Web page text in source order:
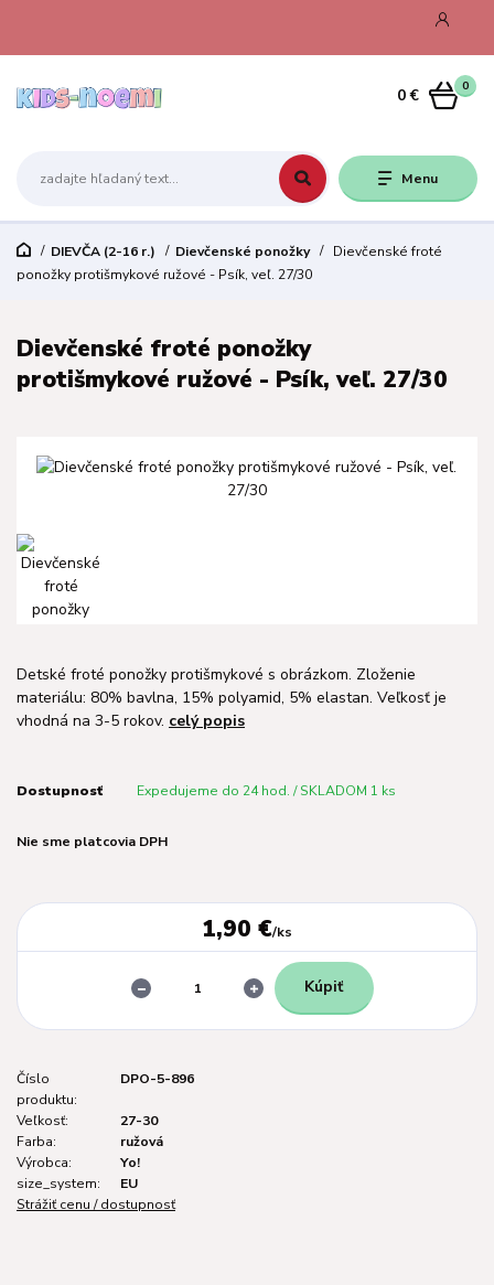
Menu
0
0 €
DIEVČA (2-16 r.) Dievčenské ponožky
Dievčenské froté
ponožky protišmykové ružové - Psík, veľ. 27/30
Dievčenské froté ponožky
protišmykové ružové - Psík, veľ. 27/30
Detské froté ponožky protišmykové s obrázkom. Zloženie
materiálu: 80% bavlna, 15% polyamid, 5% elastan. Veľkosť je
vhodná na 3-5 rokov. celý popis
Dostupnosť Expedujeme do 24 hod. / SKLADOM 1 ks
Nie sme platcovia DPH
1,90 €/ks
Kúpiť
Číslo
produktu:
DPO-5-896
Veľkosť:
27-30
Farba:
ružová
Výrobca:
Yo!
size_system:
EU
Strážiť cenu / dostupnosť